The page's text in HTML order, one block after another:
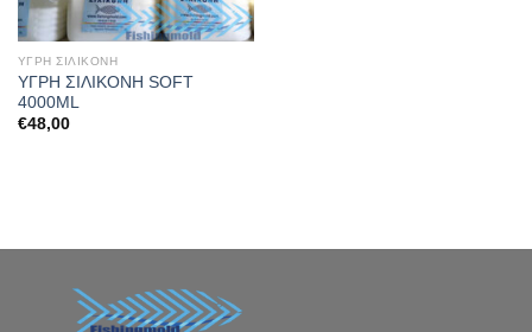
ΥΓΡΗ ΣΙΛΙΚΟΝΗ
ΥΓΡΗ ΣΙΛΙΚΟΝΗ SOFT
4000ML
€48,00